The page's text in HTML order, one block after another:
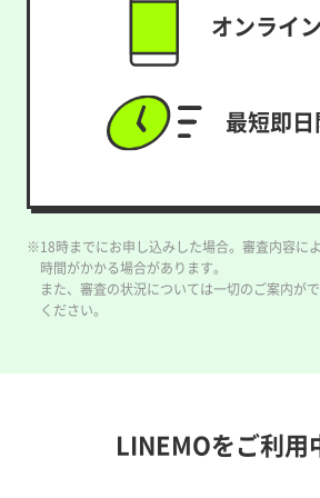
オンライ
最短即
※18時までにお申し込みした場合。審査内容に
時間がかかる場合があります。
また、審査の状況については一切のご案内が
ください。
LINEMOをご利用